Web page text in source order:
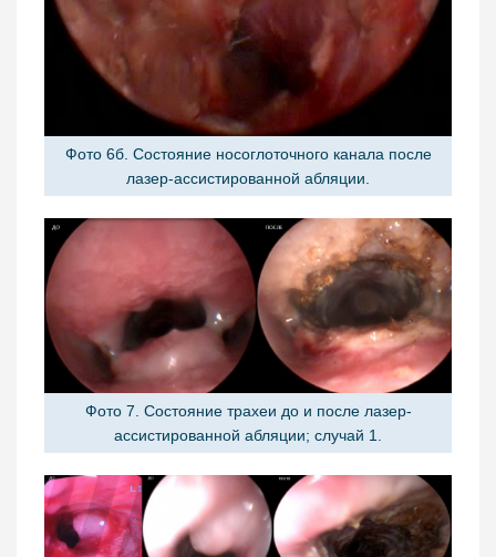
Фото 6б. Состояние носоглоточного канала после
лазер-ассистированной абляции.
Фото 7. Состояние трахеи до и после лазер-
ассистированной абляции; случай 1.